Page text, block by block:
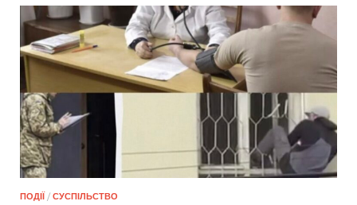
ПОДІЇ/ СУСПІЛЬСТВО